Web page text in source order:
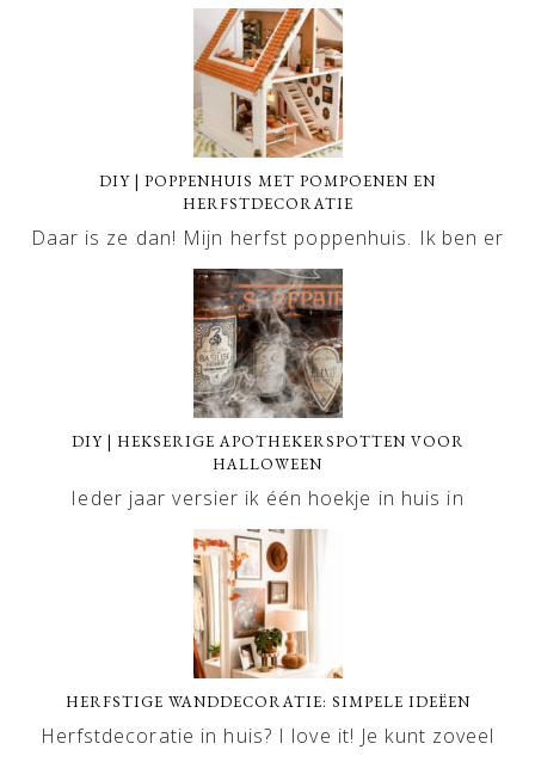
DIY | POPPENHUIS MET POMPOENEN EN
HERFSTDECORATIE
Daar is ze dan! Mijn herfst poppenhuis. Ik ben er
DIY | HEKSERIGE APOTHEKERSPOTTEN VOOR
HALLOWEEN
Ieder jaar versier ik één hoekje in huis in
HERFSTIGE WANDDECORATIE: SIMPELE IDEËEN
Herfstdecoratie in huis? I love it! Je kunt zoveel